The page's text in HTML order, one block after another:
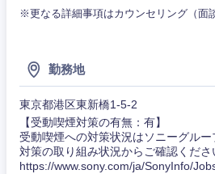
※更なる詳細事項はカウンセリング（面
勤務地
東京都港区東新橋1-5-2
【受動喫煙対策の有無：有】
受動喫煙への対策状況はソニーグル
対策の取り組み状況からご確認くださ
https://www.sony.com/ja/SonyInfo/